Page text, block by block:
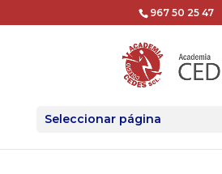
967 50 25 47
Seleccionar página